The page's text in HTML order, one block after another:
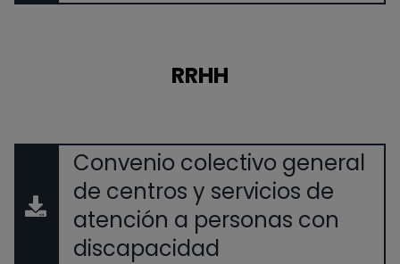
RRHH
Convenio colectivo general
de centros y servicios de
atención a personas con
discapacidad